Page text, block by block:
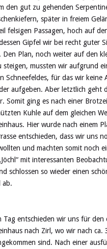
den gut zu gehenden
später in freiem
felsigen Passagen, hoch auf
Gipfel wir bei recht guter
Den Plan, noch weiter auf den
steigen, mussten wir aufgrund
Schneefeldes, für das wir keine
aufgeben. Aber letztlich geht
Somit ging es nach einer
Kuhle auf dem gleichen
Hier wurde nach einem
entschieden, dass wir uns
und machten somit noch
mit interessanten
schlossen so wieder einen
ab.
Tag entschieden wir uns für den
nach Zirl, wo wir nach ca.
sind. Nach einer